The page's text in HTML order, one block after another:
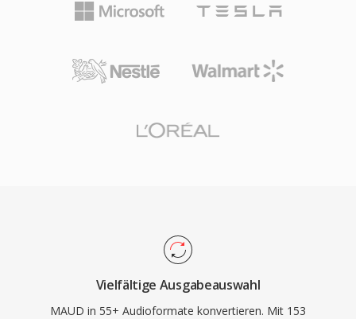
Vielfältige Ausgabeauswahl
MAUD in 55+ Audioformate konvertieren. Mit 153